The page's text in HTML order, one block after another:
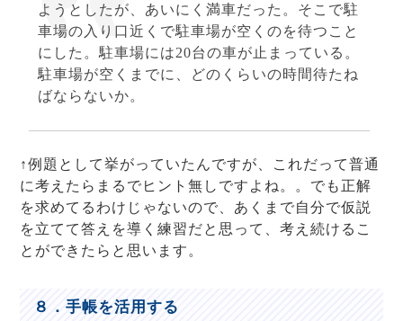
ようとしたが、あいにく満車だった。そこで駐
車場の入り口近くで駐車場が空くのを待つこと
にした。駐車場には20台の車が止まっている。
駐車場が空くまでに、どのくらいの時間待たね
ばならないか。
↑例題として挙がっていたんですが、これだって普通
に考えたらまるでヒント無しですよね。。でも正解
を求めてるわけじゃないので、あくまで自分で仮説
を立てて答えを導く練習だと思って、考え続けるこ
とができたらと思います。
８．手帳を活用する